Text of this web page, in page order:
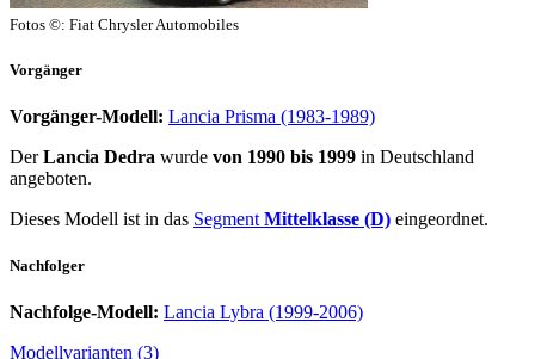
Fotos ©: Fiat Chrysler Automobiles
Vorgänger
Vorgänger-Modell: Lancia Prisma (1983-1989)
DerLancia Dedra wurde von 1990 bis 1999 in Deutschland
angeboten.
Dieses Modell ist in das Segment Mittelklasse (D) eingeordnet.
Nachfolger
Nachfolge-Modell: Lancia Lybra (1999-2006)
Modellvarianten (3)